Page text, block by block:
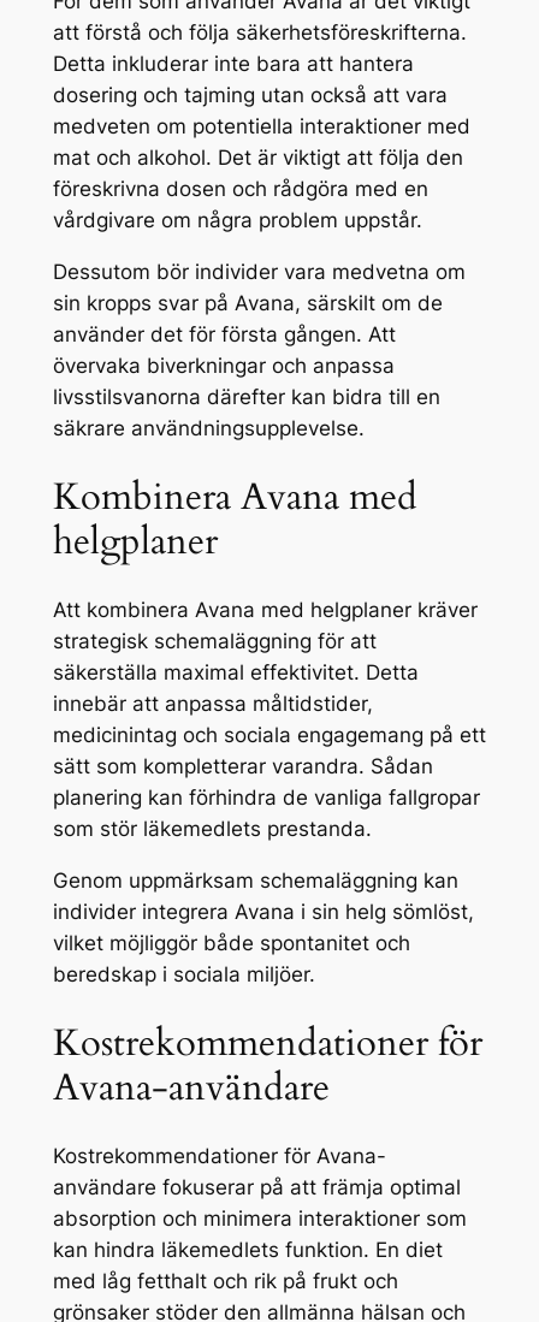
att förstå och följa säkerhetsföreskrifterna.
Detta inkluderar inte bara att hantera
dosering och tajming utan också att vara
medveten om potentiella interaktioner med
mat och alkohol. Det är viktigt att följa den
föreskrivna dosen och rådgöra med en
vårdgivare om några problem uppstår.
Dessutom bör individer vara medvetna om
sin kropps svar på Avana, särskilt om de
använder det för första gången. Att
övervaka biverkningar och anpassa
livsstilsvanorna därefter kan bidra till en
säkrare användningsupplevelse.
Kombinera Avana med
helgplaner
Att kombinera Avana med helgplaner kräver
strategisk schemaläggning för att
säkerställa maximal effektivitet. Detta
innebär att anpassa måltidstider,
medicinintag och sociala engagemang på ett
sätt som kompletterar varandra. Sådan
planering kan förhindra de vanliga fallgropar
som stör läkemedlets prestanda.
Genom uppmärksam schemaläggning kan
individer integrera Avana i sin helg sömlöst,
vilket möjliggör både spontanitet och
beredskap i sociala miljöer.
Kostrekommendationer för
Avana-användare
Kostrekommendationer för Avana-
användare fokuserar på att främja optimal
absorption och minimera interaktioner som
kan hindra läkemedlets funktion. En diet
med låg fetthalt och rik på frukt och
grönsaker stöder den allmänna hälsan och